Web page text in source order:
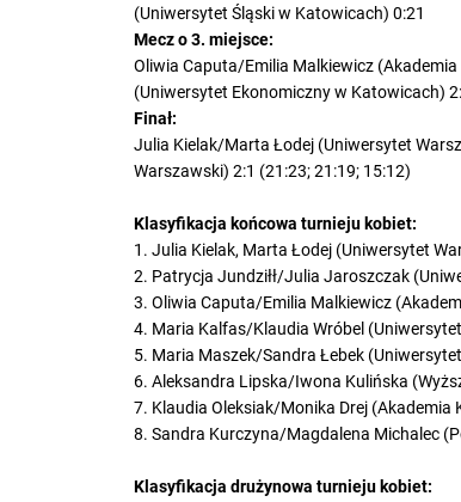
(Uniwersytet Śląski w Katowicach) 0:21
Mecz o 3. miejsce:
Oliwia Caputa/Emilia Malkiewicz
(Uniwersytet Ekonomiczny w Katowicach)
Finał:
Julia Kielak/Marta Łodej (Uniwersytet
Warszawski) 2:1 (21:23; 21:19; 15:12)
Klasyfikacja końcowa turnieju kobiet:
1. Julia Kielak, Marta Łodej (Uniwersytet
2. Patrycja Jundziłł/Julia Jaroszczak
3. Oliwia Caputa/Emilia Malkiewicz
4. Maria Kalfas/Klaudia Wróbel
5. Maria Maszek/Sandra Łebek
6. Aleksandra Lipska/Iwona Kulińska
7. Klaudia Oleksiak/Monika Drej
8. Sandra Kurczyna/Magdalena Michalec
Klasyfikacja drużynowa turnieju kobiet: